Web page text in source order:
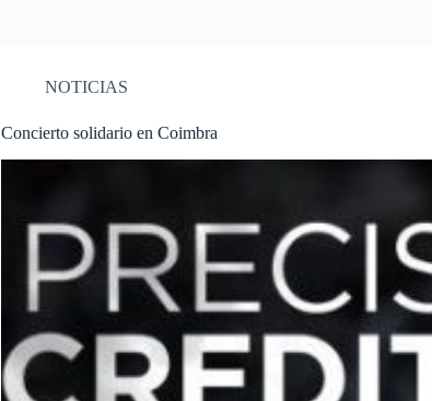
NOTICIAS
Concierto solidario en Coimbra